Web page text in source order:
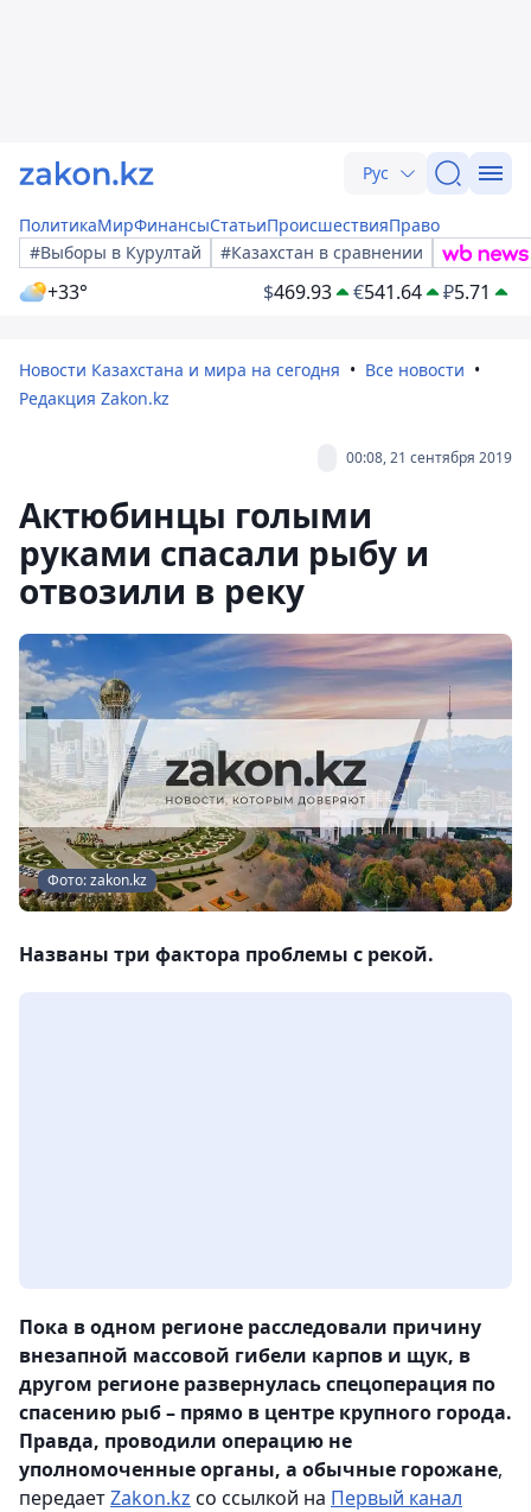
Рус
ПолитикаМирФинансыСтатьиПроисшествияПраво
#Выборы в Курултай
#Казахстан в сравнении
+33° $469.93 €541.64 ₽5.71
Новости Казахстана и мира на сегодня
Все новости
Редакция Zakon.kz
00:08, 21 сентября 2019
Актюбинцы голыми
руками спасали рыбу и
отвозили в реку
Фото: zakon.kz
Названы три фактора проблемы с рекой.
Пока в одном регионе расследовали причину
внезапной массовой гибели карпов и щук, в
другом регионе развернулась спецоперация по
спасению рыб – прямо в центре крупного города.
Правда, проводили операцию не
уполномоченные органы, а обычные горожане,
передаетZakon.kz со ссылкой на Первый канал